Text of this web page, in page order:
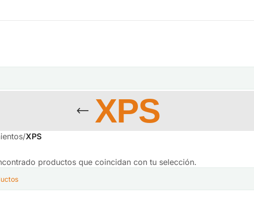
XPS
/XPS
productos que coincidan con tu selección.